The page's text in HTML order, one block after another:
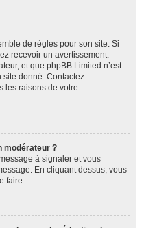
de règles pour son site. Si
recevoir un avertissement.
et que phpBB Limited n’est
site donné. Contactez
les raisons de votre
modérateur ?
à signaler et vous
En cliquant dessus, vous
faire.